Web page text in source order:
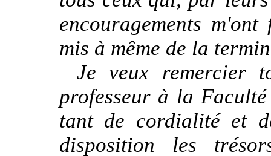
encouragements
mis à même de la
Je veux remercier
professeur à la
tant de cordialité et
disposition les